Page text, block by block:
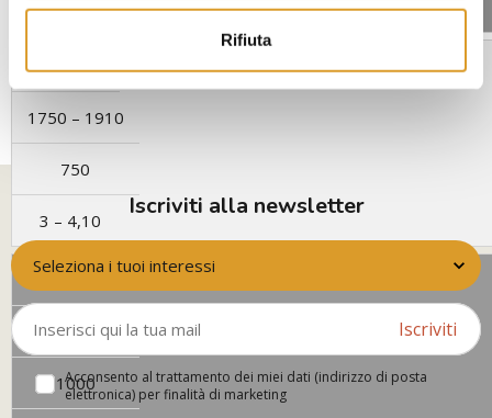
Rifiuta
2,5 – 2,75
75
1750 – 1910
750
3 – 4,10
1910 – 2040
1000
Iscriviti alla newsletter
Seleziona i tuoi interessi
Iscriviti
Acconsento al trattamento dei miei dati (indirizzo di posta
elettronica) per finalità di marketing